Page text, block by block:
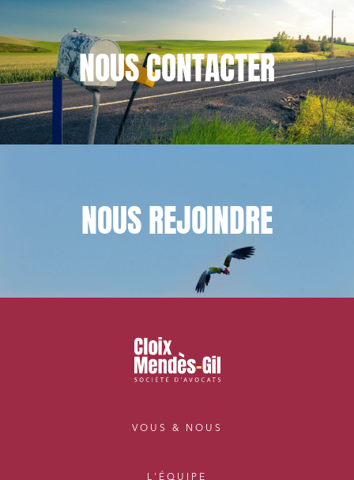
NOUSCONTACTER
NOUSREJOINDRE
VOUS & NOUS
L'ÉQUIPE